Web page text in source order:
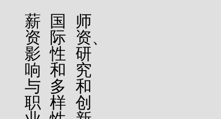
薪
资
影
响
与
职
国
际
性
和
多
样
师
资、
研
究
和
创